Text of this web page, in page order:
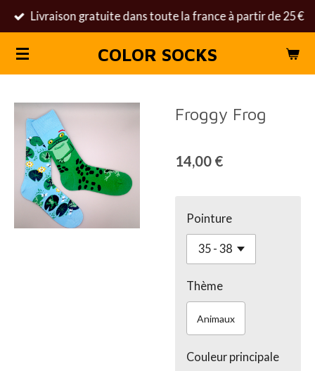
Passer
au
contenu
principal
COLOR SOCKS
Livraison gratuite dans toute la france à partir de 25 €
Froggy Frog
14,00 €
Pointure
Thème
Animaux
Couleur principale